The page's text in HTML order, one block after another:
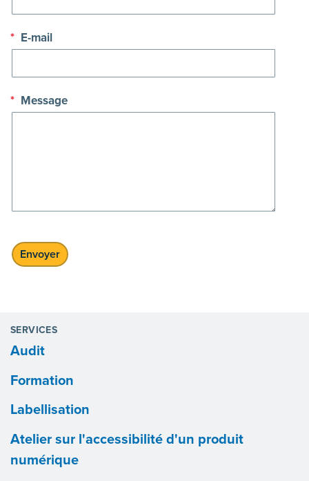
* E-mail
* Message
SERVICES
Audit
Formation
Labellisation
Atelier sur l'accessibilité d'un produit
numérique